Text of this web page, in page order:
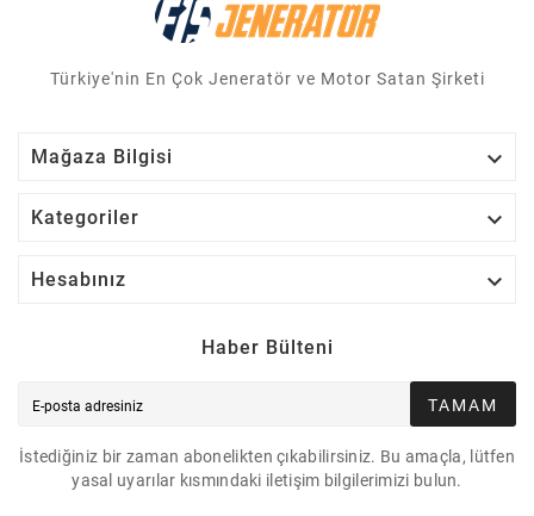
Türkiye'nin En Çok Jeneratör ve Motor Satan Şirketi
Mağaza Bilgisi 
Kategoriler 
Hesabınız 
Haber Bülteni
TAMAM
İstediğiniz bir zaman abonelikten çıkabilirsiniz. Bu amaçla, lütfen
yasal uyarılar kısmındaki iletişim bilgilerimizi bulun.